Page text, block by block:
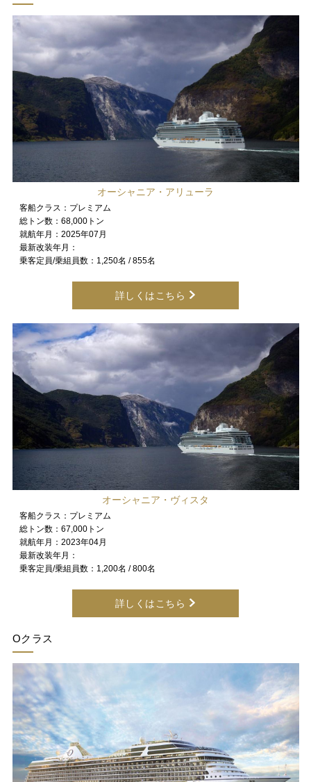
オーシャニア・アリューラ
客船クラス： プレミアム
総トン数： 68,000トン
就航年月： 2025年07月
最新改装年月：
乗客定員/乗組員数： 1,250名 / 855名
詳しくはこちら
オーシャニア・ヴィスタ
客船クラス： プレミアム
総トン数： 67,000トン
就航年月： 2023年04月
最新改装年月：
乗客定員/乗組員数： 1,200名 / 800名
詳しくはこちら
Oクラス